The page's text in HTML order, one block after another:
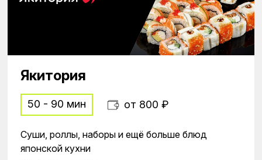
Якитория
50 - 90 мин от 800 ₽
Суши, роллы, наборы и ещё больше блюд
японской кухни